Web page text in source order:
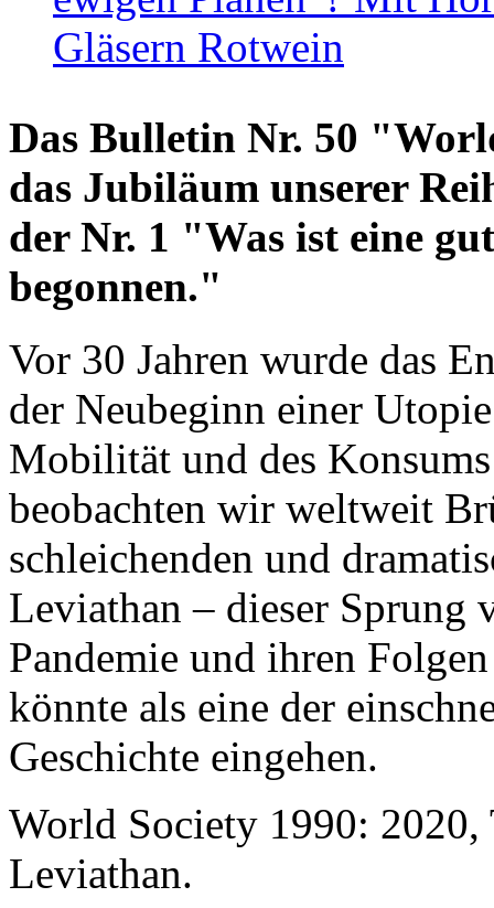
Gläsern Rotwein
Das Bulletin Nr. 50
das Jubiläum unserer
der Nr. 1 "Was ist eine
begonnen."
Vor 30 Jahren wurde das
der Neubeginn einer
Mobilität und des
beobachten wir weltweit
schleichenden und
Leviathan – dieser Sprung
Pandemie und ihren
könnte als eine der
Geschichte eingehen.
World Society 1990: 2020,
Leviathan.